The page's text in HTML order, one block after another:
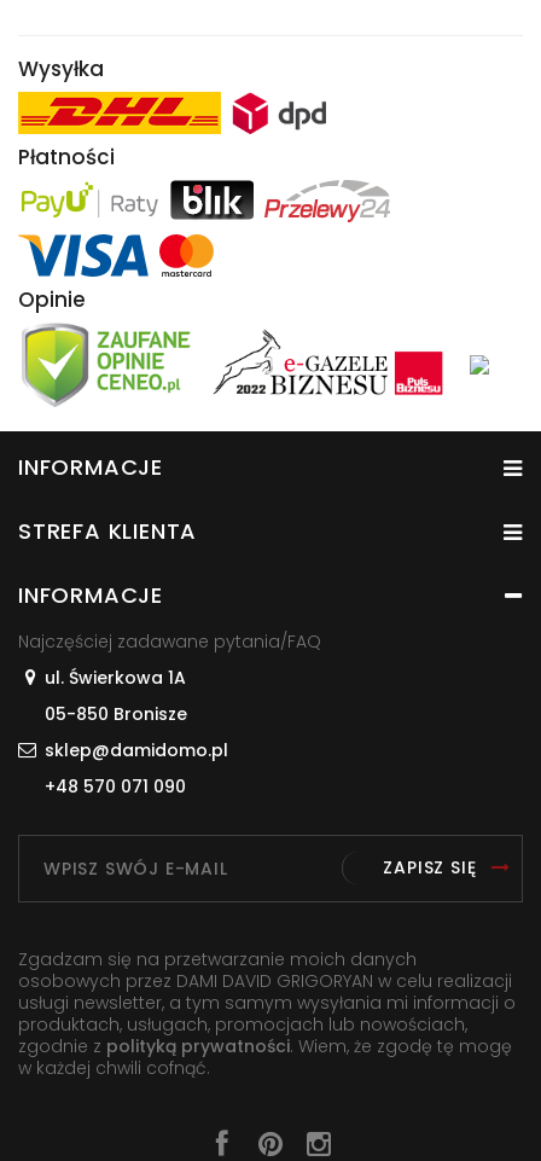
Wysyłka
Płatności
Opinie
INFORMACJE
STREFA KLIENTA
INFORMACJE
Najczęściej zadawane pytania/FAQ
ul. Świerkowa 1A
05-850 Bronisze
sklep@damidomo.pl
+48 570 071 090
ZAPISZ SIĘ
Zgadzam się na przetwarzanie moich danych
osobowych przez DAMI DAVID GRIGORYAN w celu realizacji
usługi newsletter, a tym samym wysyłania mi informacji o
produktach, usługach, promocjach lub nowościach,
zgodnie z polityką prywatności. Wiem, że zgodę tę mogę
w każdej chwili cofnąć.